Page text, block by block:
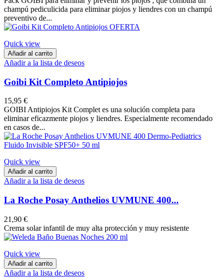
champú pediculicida para eliminar piojos y liendres con un champú
preventivo de...
Quick view
Añadir al carrito
Añadir a la lista de deseos
Goibi Kit Completo Antipiojos
15,95 €
GOIBI Antipiojos Kit Complet es una solución completa para
eliminar eficazmente piojos y liendres. Especialmente recomendado
en casos de...
Quick view
Añadir al carrito
Añadir a la lista de deseos
La Roche Posay Anthelios UVMUNE 400...
21,90 €
Crema solar infantil de muy alta protección y muy resistente
Quick view
Añadir al carrito
Añadir a la lista de deseos